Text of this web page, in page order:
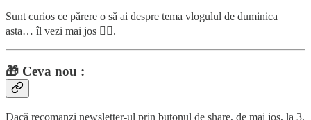
Sunt curios ce părere o să ai despre tema vlogulul de duminica
asta… îl vezi mai jos 👇🏻.
🎁 Ceva nou :
Dacă recomanzi newsletter-ul prin butonul de share, de mai jos, la 3,